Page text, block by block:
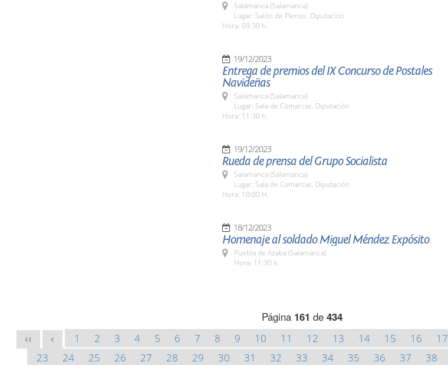
Salamanca (Salamanca)
Lugar: Salón de Plenos. Diputación
Hora: 09:30 h.
19/12/2023
Entrega de premios del IX Concurso de Postales
Navideñas
Salamanca (Salamanca)
Lugar: Sala de Comarcas. Diputación
Hora: 11:30 h.
19/12/2023
Rueda de prensa del Grupo Socialista
Salamanca (Salamanca)
Lugar: Sala de Comarcas. Diputación
Hora: 10:00 H.
18/12/2023
Homenaje al soldado Miguel Méndez Expósito
Puebla de Azaba (Salamanca)
Hora: 11:30 h.
Página 161 de 434
<< < 1 2 3 4 5 6 7 8 9 10 11 12 13 14 15 16 17
23
24 25 26 27 28 29 30 31 32 33 34 35 36 37 38